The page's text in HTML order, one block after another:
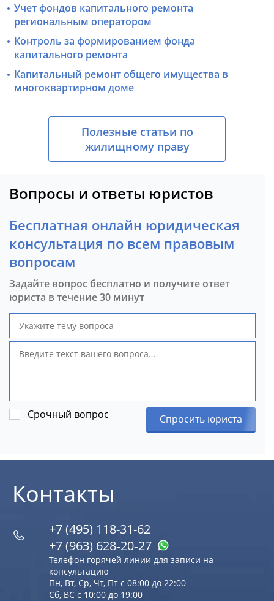
Учет фондов капитального ремонта
региональным оператором
Контроль за формированием фонда
капитального ремонта
Капитальный ремонт общего имущества в
многоквартирном доме
Полезные статьи по
жилищному праву
Вопросы и ответы юристов
Бесплатная онлайн юридическая
консультация по всем правовым
вопросам
Задайте вопрос бесплатно и получите ответ
юриста в течение 30 минут
Срочный вопрос Спросить юриста
Контакты
+7 (495) 118-31-62
+7 (963) 628‑20‑27
Телефон горячей линии для записи на
консультацию
Пн, Вт, Ср, Чт, Пт с 08:00 до 22:00
Сб, ВС с 10:00 до 19:00